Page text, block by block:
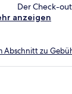
Der Check-
anzeigen
Abschnitt zu